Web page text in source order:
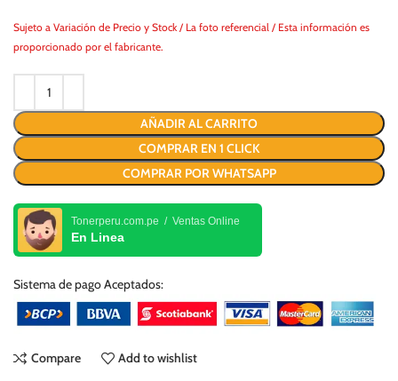
Sujeto a Variación de Precio y Stock / La foto referencial / Esta información es
proporcionado por el fabricante.
AÑADIR AL CARRITO
COMPRAR EN 1 CLICK
COMPRAR POR WHATSAPP
Tonerperu.com.pe / Ventas Online
En Linea
Sistema de pago Aceptados:
Compare Add to wishlist